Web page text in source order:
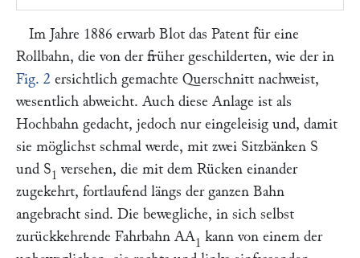
Im Jahre 1886 erwarb Blot das Patent für eine
Rollbahn, die von der früher geschilderten, wie der in
Fig. 2 ersichtlich gemachte Querschnitt nachweist,
wesentlich abweicht. Auch diese Anlage ist als
Hochbahn gedacht, jedoch nur eingeleisig und, damit
sie möglichst schmal werde, mit zwei Sitzbänken S
und S1 versehen, die mit dem Rücken einander
zugekehrt, fortlaufend längs der ganzen Bahn
angebracht sind. Die bewegliche, in sich selbst
zurückkehrende Fahrbahn AA1 kann von einem der